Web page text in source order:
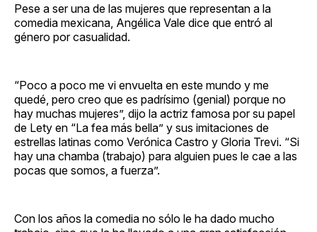
Pese a ser una de las mujeres que representan a la
comedia mexicana, Angélica Vale dice que entró al
género por casualidad.
“Poco a poco me vi envuelta en este mundo y me
quedé, pero creo que es padrísimo (genial) porque no
hay muchas mujeres”, dijo la actriz famosa por su papel
de Lety en “La fea más bella” y sus imitaciones de
estrellas latinas como Verónica Castro y Gloria Trevi. “Si
hay una chamba (trabajo) para alguien pues le cae a las
pocas que somos, a fuerza”.
Con los años la comedia no sólo le ha dado mucho